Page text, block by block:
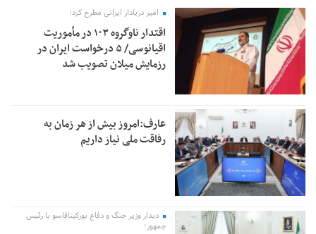
امیر دریادار ایرانی مطرح کرد؛
اقتدار ناوگروه ۱۰۳ در مأموریت‌
اقیانوسی/ ۵ درخواست ایران در
رزمایش میلان تصویب شد
عارف:امروز بیش از هر زمان به
رفاقت ملی نیاز داریم
دیدار وزیر جنگ و دفاع بورکینافاسو با رئیس
جمهور؛